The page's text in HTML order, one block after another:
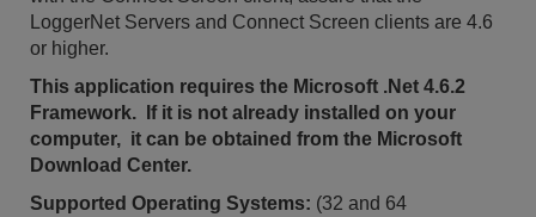
LoggerNet Servers and Connect Screen clients are 4.6
or higher.
This application requires the Microsoft .Net 4.6.2
Framework. If it is not already installed on your
computer, it can be obtained from the Microsoft
Download Center.
Supported Operating Systems: (32 and 64